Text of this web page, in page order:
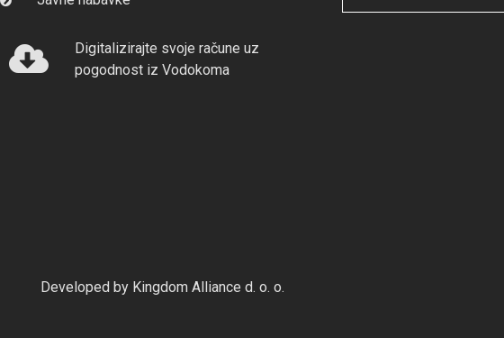
Digitalizirajte svoje račune uz
pogodnost iz Vodokoma
Developed by Kingdom Alliance d. o. o.